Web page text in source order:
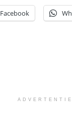
Facebook
ADVERTENTIE